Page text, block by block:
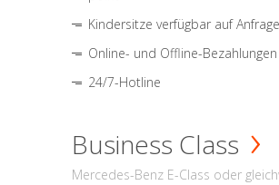
Kindersitze verfügbar auf Anfrage
Online- und Offline-Bezahlungen
24/7-Hotline
Business Class
Mercedes-Benz E-Class oder